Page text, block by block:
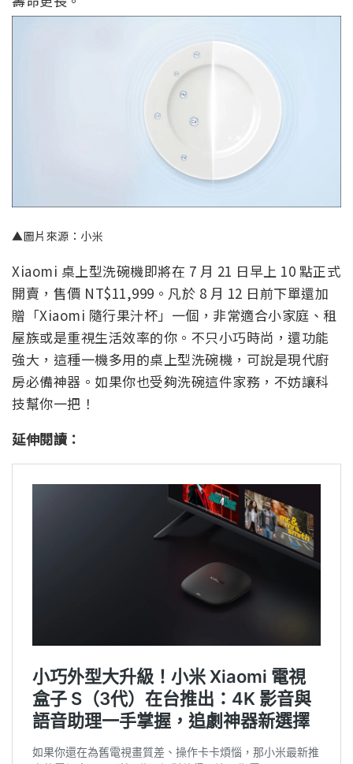
▲圖片來源：小米
Xiaomi 桌上型洗碗機即將在 7 月 21 日早上 10 點正式
開賣，售價 NT$11,999。凡於 8 月 12 日前下單還加
贈「Xiaomi 隨行果汁杯」一個，非常適合小家庭、租
屋族或是重視生活效率的你。不只小巧時尚，還功能
強大，這種一機多用的桌上型洗碗機，可說是現代廚
房必備神器。如果你也受夠洗碗這件家務，不妨讓科
技幫你一把！
延伸閱讀：